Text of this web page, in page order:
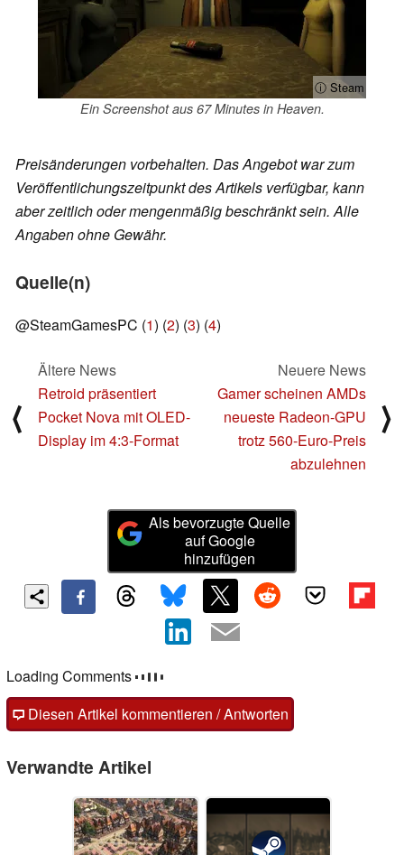
ⓘ Steam
Ein Screenshot aus 67 Minutes in Heaven.
Preisänderungen vorbehalten. Das Angebot war zum
Veröffentlichungszeitpunkt des Artikels verfügbar, kann
aber zeitlich oder mengenmäßig beschränkt sein. Alle
Angaben ohne Gewähr.
Quelle(n)
@SteamGamesPC (1) (2) (3) (4)
⟨
Ältere News
Retroid präsentiert
Pocket Nova mit OLED-
Display im 4:3-Format
Neuere News
Gamer scheinen AMDs
neueste Radeon-GPU
trotz 560-Euro-Preis
abzulehnen
⟩
Als bevorzugte Quelle
auf Google
hinzufügen
Kommentare
Fragen, Anregungen, zusätzliche Informationen zu diesem
Artikel? - Uns interessiert Deine Meinung (auch ohne
Verwandte Artikel